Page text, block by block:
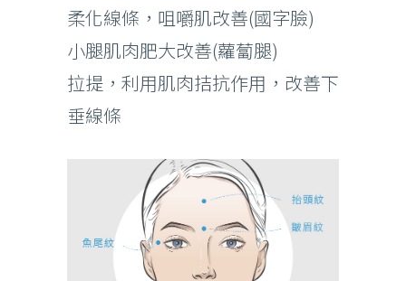
柔化線條，咀嚼肌改善(國字臉)
小腿肌肉肥大改善(蘿蔔腿)
拉提，利用肌肉拮抗作用，改善下
垂線條